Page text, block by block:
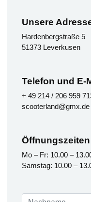
Unsere
Hardenbergstraße 5
51373 Leverkusen
Telefon und E-
+ 49 214 / 206 959
scooterland@gmx.de
Öffnungszeiten
Mo – Fr: 10.00 –
Samstag: 10.00 –